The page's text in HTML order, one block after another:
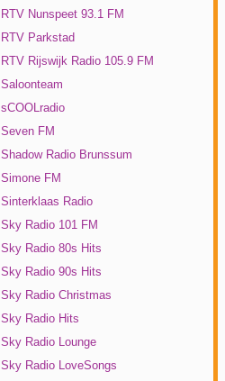
RTV Nunspeet 93.1 FM
RTV Parkstad
RTV Rijswijk Radio 105.9 FM
Saloonteam
sCOOLradio
Seven FM
Shadow Radio Brunssum
Simone FM
Sinterklaas Radio
Sky Radio 101 FM
Sky Radio 80s Hits
Sky Radio 90s Hits
Sky Radio Christmas
Sky Radio Hits
Sky Radio Lounge
Sky Radio LoveSongs